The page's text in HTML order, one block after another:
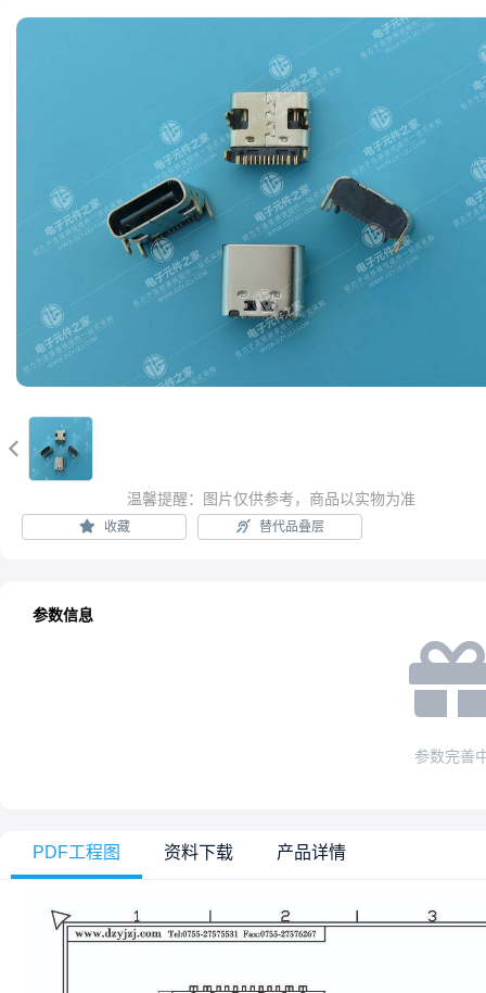

温馨提醒：图片仅供参考，商品以实物为准
收藏 替代品叠层
参数信息
参数完善
PDF工程图 资料下载 产品详情